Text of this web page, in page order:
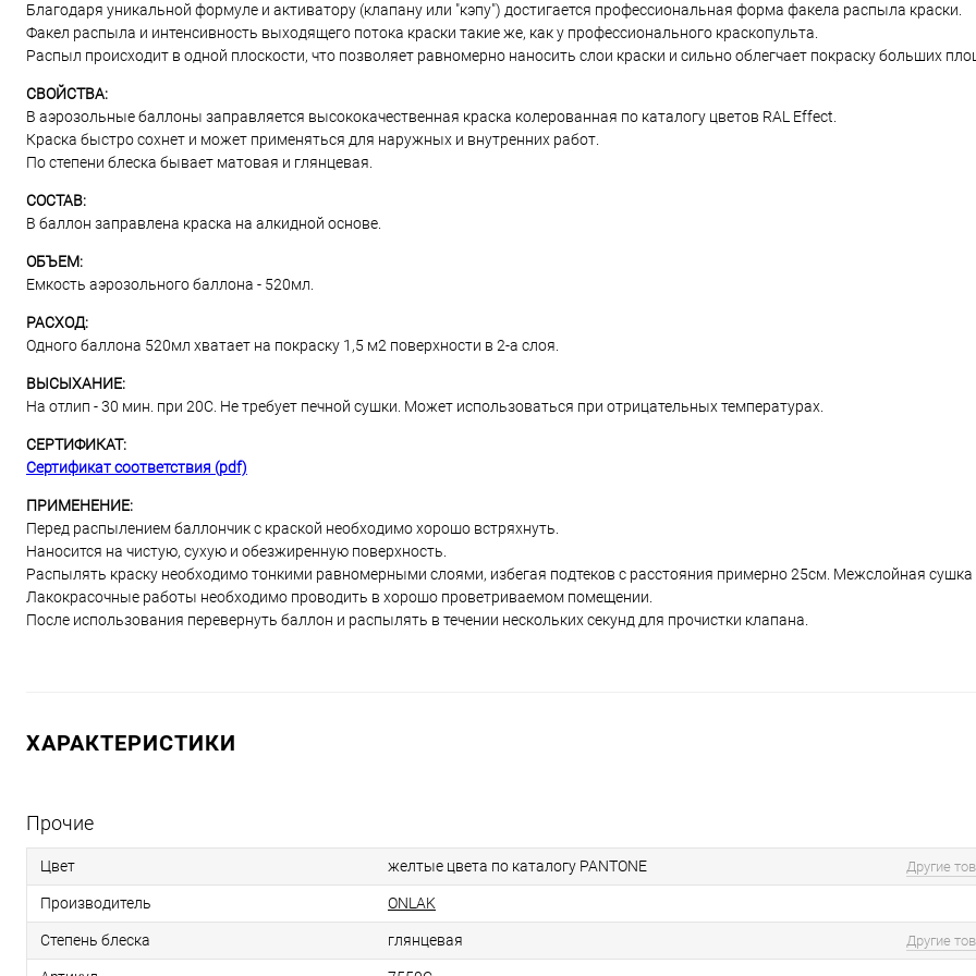
Благодаря уникальной формуле и активатору (клапану или "кэпу") достигается профессиональная форма факела распыла краски.
Факел распыла и интенсивность выходящего потока краски такие же, как у профессионального краскопульта.
Распыл происходит в одной плоскости, что позволяет равномерно наносить слои краски и сильно облегчает покраску больших
СВОЙСТВА:
В аэрозольные баллоны заправляется высококачественная краска колерованная по каталогу цветов RAL Effect.
Краска быстро сохнет и может применяться для наружных и внутренних работ.
По степени блеска бывает матовая и глянцевая.
СОСТАВ:
В баллон заправлена краска на алкидной основе.
ОБЪЕМ:
Емкость аэрозольного баллона - 520мл.
РАСХОД:
Одного баллона 520мл хватает на покраску 1,5 м2 поверхности в 2-а слоя.
ВЫСЫХАНИЕ:
На отлип - 30 мин. при 20С. Не требует печной сушки. Может использоваться при отрицательных температурах.
СЕРТИФИКАТ:
Сертификат соответствия (pdf)
ПРИМЕНЕНИЕ:
Перед распылением баллончик с краской необходимо хорошо встряхнуть.
Наносится на чистую, сухую и обезжиренную поверхность.
Распылять краску необходимо тонкими равномерными слоями, избегая подтеков с расстояния примерно 25см. Межслойная сушка
Лакокрасочные работы необходимо проводить в хорошо проветриваемом помещении.
После использования перевернуть баллон и распылять в течении нескольких секунд для прочистки клапана.
ХАРАКТЕРИСТИКИ
Прочие
Цвет желтые цвета по каталогу PANTONE Другие
Производитель ONLAK
Степень блеска глянцевая Другие